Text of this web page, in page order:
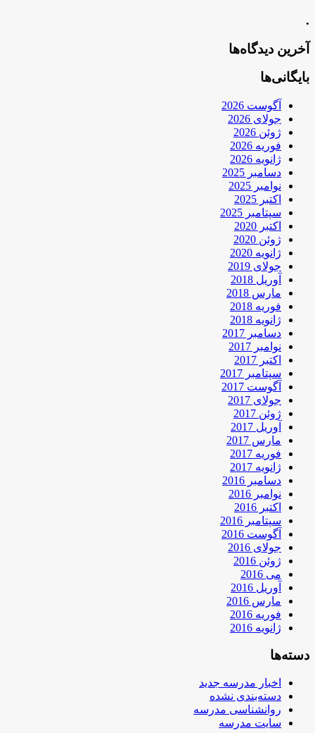
.
آخرین دیدگاه‌ها
بایگانی‌ها
آگوست 2026
جولای 2026
ژوئن 2026
فوریه 2026
ژانویه 2026
دسامبر 2025
نوامبر 2025
اکتبر 2025
سپتامبر 2025
اکتبر 2020
ژوئن 2020
ژانویه 2020
جولای 2019
آوریل 2018
مارس 2018
فوریه 2018
ژانویه 2018
دسامبر 2017
نوامبر 2017
اکتبر 2017
سپتامبر 2017
آگوست 2017
جولای 2017
ژوئن 2017
آوریل 2017
مارس 2017
فوریه 2017
ژانویه 2017
دسامبر 2016
نوامبر 2016
اکتبر 2016
سپتامبر 2016
آگوست 2016
جولای 2016
ژوئن 2016
می 2016
آوریل 2016
مارس 2016
فوریه 2016
ژانویه 2016
دسته‌ها
اخبار مدرسه جدید
دسته‌بندی نشده
روانشناسی مدرسه
سایت مدرسه